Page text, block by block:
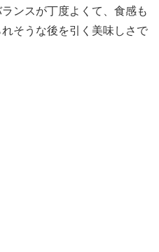
ンスが丁度よくて、食感も
そうな後を引く美味しさで